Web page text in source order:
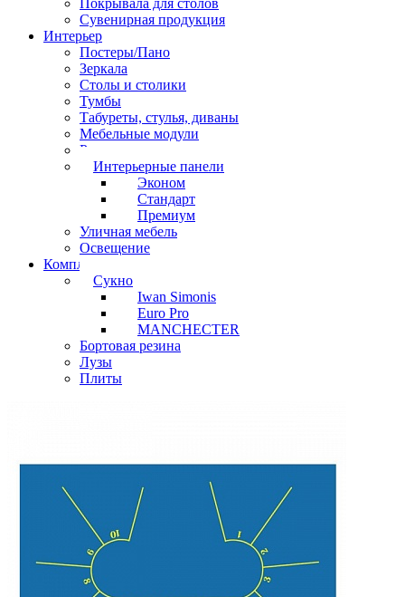
Сувенирная продукция
Интерьер
Постеры/Пано
Зеркала
Столы и столики
Тумбы
Табуреты, стулья, диваны
Мебельные модули
Рамы под картины
Интерьерные панели
Эконом
Стандарт
Премиум
Уличная мебель
Освещение
Комплектующие
Сукно
Iwan Simonis
Euro Pro
MANCHECTER
Бортовая резина
Лузы
Плиты